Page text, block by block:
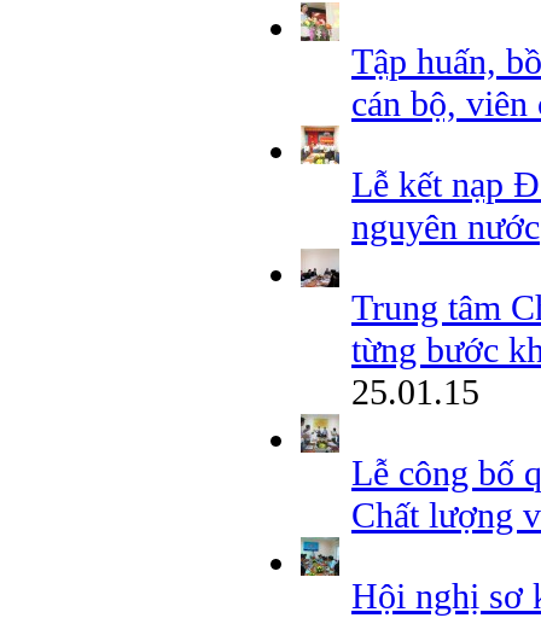
Tập huấn,
cán bộ,
Lễ kết nạp
nguyên nước
Trung tâm
từng bước
25.01.15
Lễ công bố
Chất lượng
Hội nghị sơ